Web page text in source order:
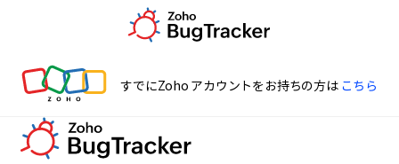
すでにZoho アカウントをお持ちの方は こちら